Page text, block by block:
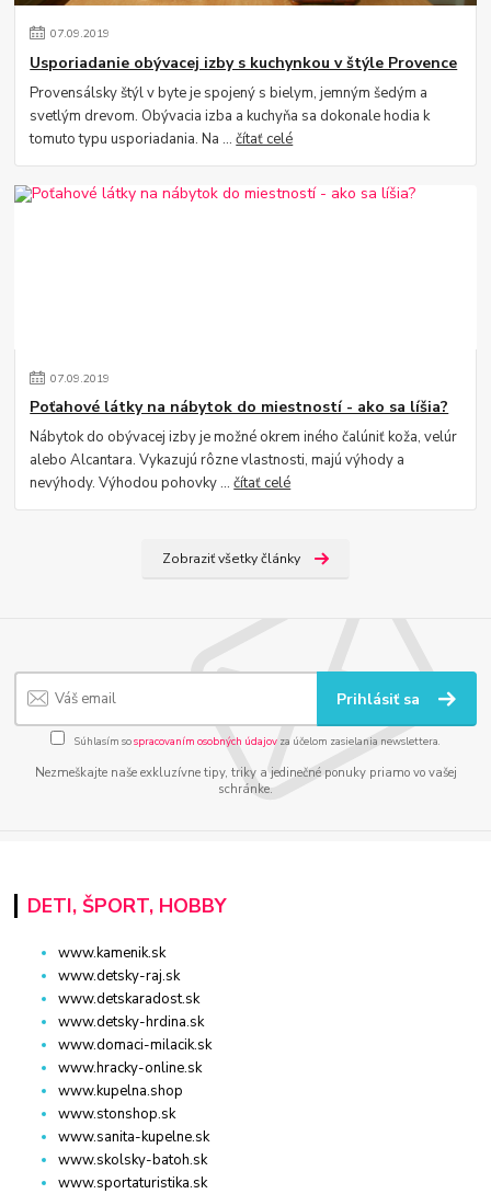
07.09.2019
Usporiadanie obývacej izby s kuchynkou v štýle Provence
Provensálsky štýl v byte je spojený s bielym, jemným šedým a
svetlým drevom. Obývacia izba a kuchyňa sa dokonale hodia k
tomuto typu usporiadania. Na ...čítať celé
07.09.2019
Poťahové látky na nábytok do miestností - ako sa líšia?
Nábytok do obývacej izby je možné okrem iného čalúniť koža, velúr
alebo Alcantara. Vykazujú rôzne vlastnosti, majú výhody a
nevýhody. Výhodou pohovky ...čítať celé
Zobraziť všetky články
Prihlásiť sa
Súhlasím sospracovaním osobných údajov za účelom zasielania newslettera.
Nezmeškajte naše exkluzívne tipy, triky a jedinečné ponuky priamo vo vašej
schránke.
DETI, ŠPORT, HOBBY
www.kamenik.sk
www.detsky-raj.sk
www.detskaradost.sk
www.detsky-hrdina.sk
www.domaci-milacik.sk
www.hracky-online.sk
www.kupelna.shop
www.stonshop.sk
www.sanita-kupelne.sk
www.skolsky-batoh.sk
www.sportaturistika.sk